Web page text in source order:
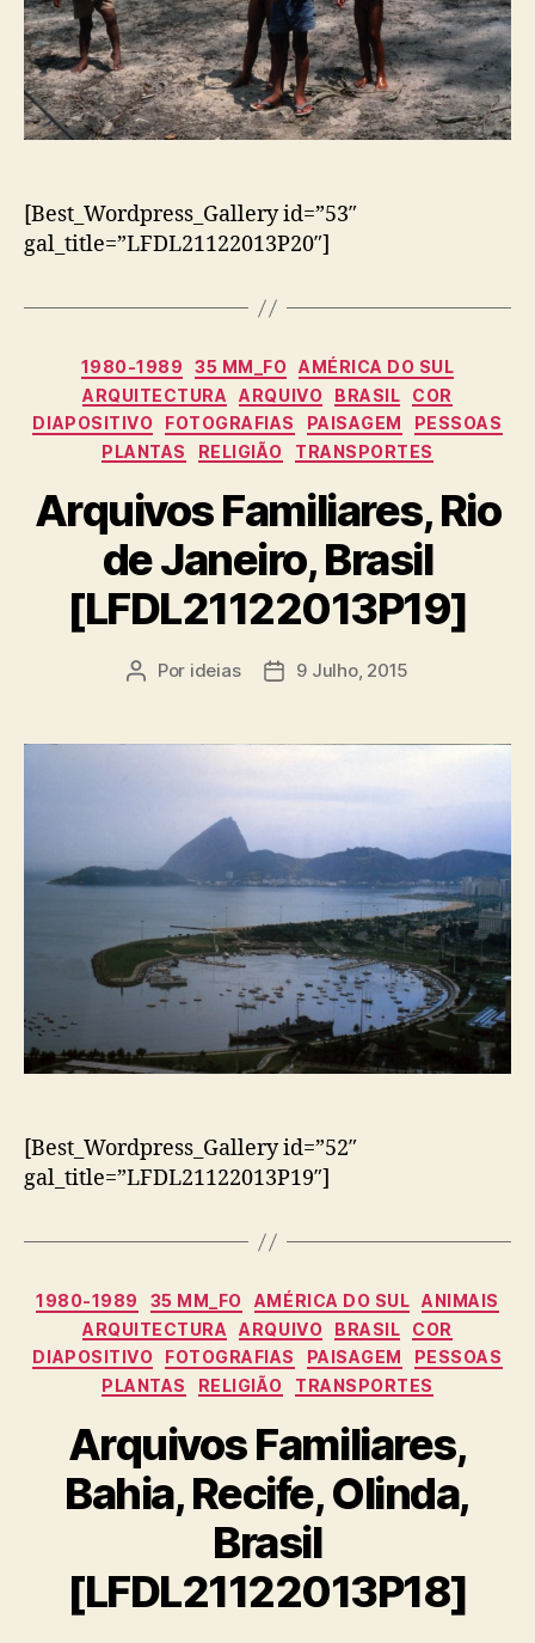
[Best_Wordpress_Gallery id=”53″
gal_title=”LFDL21122013P20″]
Categorias
1980-1989 35 MM_FO
AMÉRICA DO SUL
ARQUITECTURA
ARQUIVO BRASIL
COR
DIAPOSITIVO
FOTOGRAFIAS PAISAGEM
PESSOAS
PLANTAS
RELIGIÃO TRANSPORTES
Arquivos Familiares, Rio
de Janeiro, Brasil
[LFDL21122013P19]
Autor
Por ideias
Data9 Julho, 2015
[Best_Wordpress_Gallery id=”52″
gal_title=”LFDL21122013P19″]
Categorias
1980-1989 35 MM_FO AMÉRICA DO SUL ANIMAIS
ARQUITECTURA
ARQUIVO BRASIL
COR
DIAPOSITIVO
FOTOGRAFIAS PAISAGEM
PESSOAS
PLANTAS
RELIGIÃO TRANSPORTES
Arquivos Familiares,
Bahia, Recife, Olinda,
Brasil
[LFDL21122013P18]